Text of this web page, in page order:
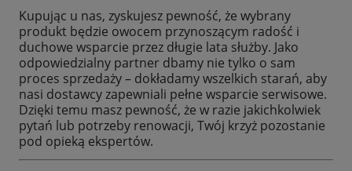
Kupując u nas, zyskujesz pewność, że wybrany
produkt będzie owocem przynoszącym radość i
duchowe wsparcie przez długie lata służby. Jako
odpowiedzialny partner dbamy nie tylko o sam
proces sprzedaży – dokładamy wszelkich starań, aby
nasi dostawcy zapewniali pełne wsparcie serwisowe.
Dzięki temu masz pewność, że w razie jakichkolwiek
pytań lub potrzeby renowacji, Twój krzyż pozostanie
pod opieką ekspertów.